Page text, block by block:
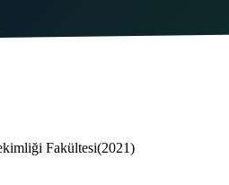
Fakültesi(2021)